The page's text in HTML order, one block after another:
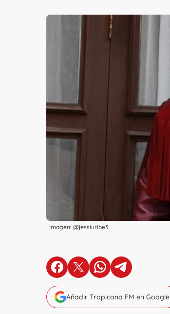
Imagen: @jessiuribe3
en Facebook
en X en Whatsapp
en Telegram
Añadir Tropicana FM en Google